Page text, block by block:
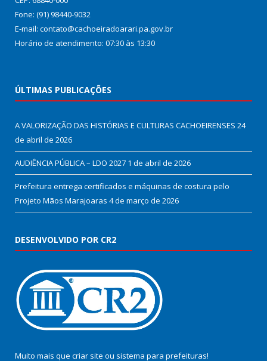
Fone: (91) 98440-9032
E-mail: contato@cachoeiradoarari.pa.gov.br
Horário de atendimento: 07:30 às 13:30
ÚLTIMAS PUBLICAÇÕES
A VALORIZAÇÃO DAS HISTÓRIAS E CULTURAS CACHOEIRENSES 24
de abril de 2026
AUDIÊNCIA PÚBLICA – LDO 2027 1 de abril de 2026
Prefeitura entrega certificados e máquinas de costura pelo
Projeto Mãos Marajoaras 4 de março de 2026
DESENVOLVIDO POR CR2
Muito mais que criar site ou sistema para prefeituras!